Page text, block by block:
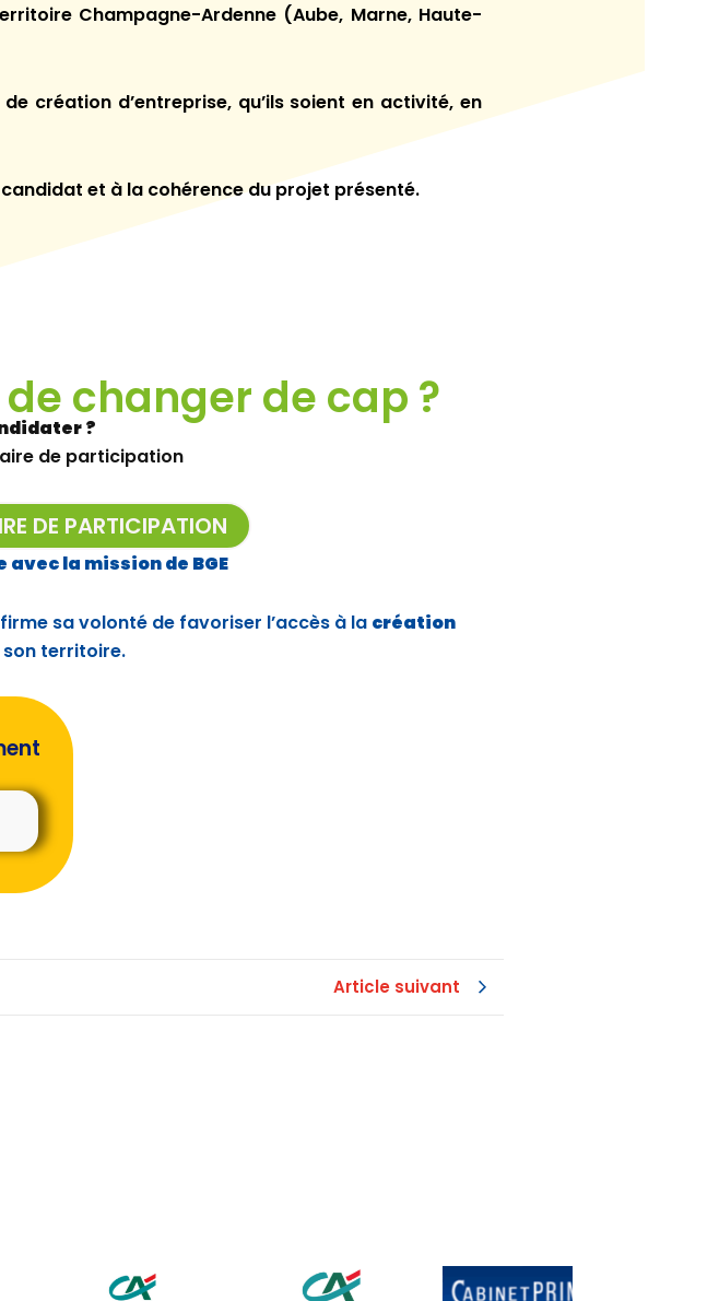
Champagne-Ardenne (Aube, Marne, Haute-
création d’entreprise, qu’ils soient en activité, en
et à la cohérence du projet présenté.
changer de cap ?
?
de participation
DE PARTICIPATION
la mission de BGE
sa volonté de favoriser l’accès à la création
son territoire.
Article suivant